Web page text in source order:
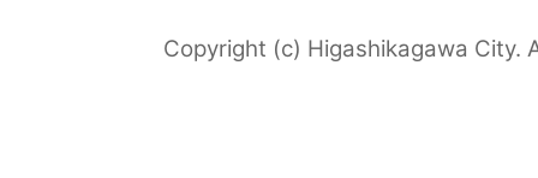
Copyright (c) Higashikagawa City.